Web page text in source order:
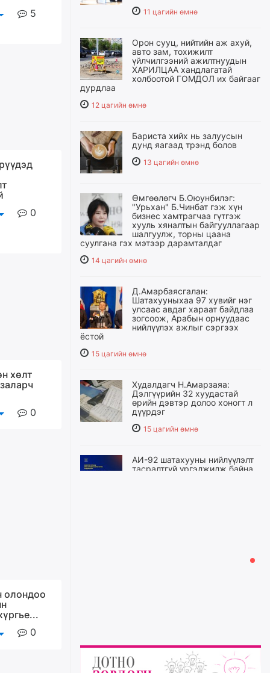
5
0
хөлт
0
олондоо
0
11 цагийн өмнө
Орон сууц, нийтийн аж ахуй,
авто зам, тохижилт
үйлчилгээний ажилтнуудын
ХАРИЛЦАА хандлагатай
холбоотой ГОМДОЛ их байгааг
дурдлаа
12 цагийн өмнө
Бариста хийх нь залуусын
дунд яагаад трэнд болов
13 цагийн өмнө
Өмгөөлөгч Б.Оюунбилэг:
"Урьхан" Б.Чинбат гэж хүн
бизнес хамтрагчаа гүтгэж
хууль хяналтын байгууллагаар
шалгуулж, торны цаана
суулгана гэх мэтээр дарамталдаг
14 цагийн өмнө
Д.Амарбаясгалан:
Шатахууныхаа 97 хувийг нэг
улсаас авдаг хараат байдлаа
зогсоож, Арабын орнуудаас
нийлүүлэх ажлыг сэргээх
ёстой
15 цагийн өмнө
Худалдагч Н.Амарзаяа:
Дэлгүүрийн 32 хуудастай
өрийн дэвтэр долоо хоногт л
дүүрдэг
15 цагийн өмнө
АИ-92 шатахууны нийлүүлэлт
тасралтгүй үргэлжилж байна
Нефть импортлогч компаниуд